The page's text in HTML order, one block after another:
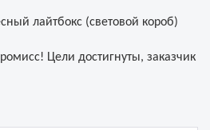
лайтбокс (световой короб)
Цели достигнуты, заказчик